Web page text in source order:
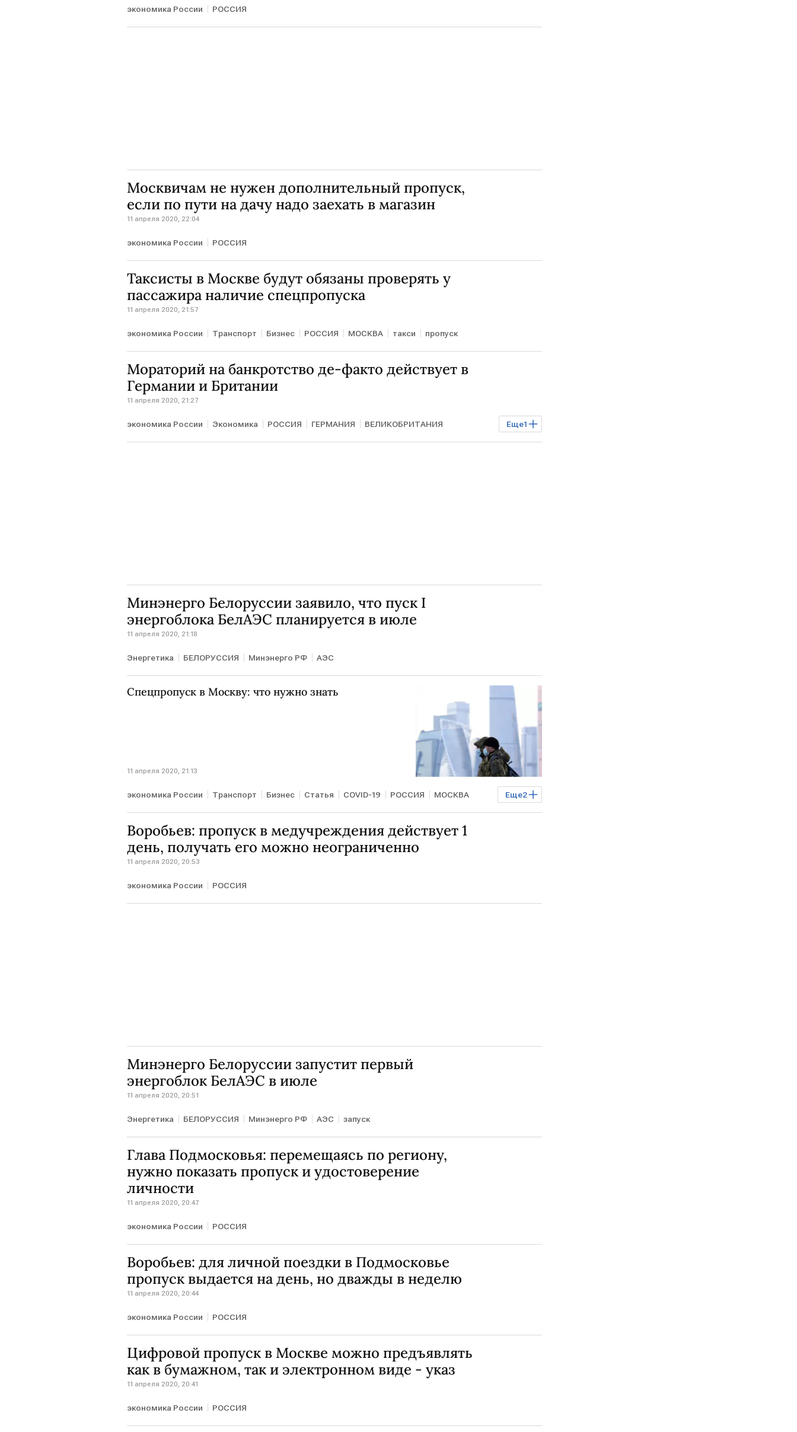
экономика России РОССИЯ
Москвичам не нужен дополнительный пропуск,
если по пути на дачу надо заехать в магазин
11 апреля 2020, 22:04
экономика России РОССИЯ
Таксисты в Москве будут обязаны проверять у
пассажира наличие спецпропуска
11 апреля 2020, 21:57
экономика России Транспорт Бизнес РОССИЯ МОСКВА такси пропуск
Мораторий на банкротство де-факто действует в
Германии и Британии
11 апреля 2020, 21:27
Еще1
экономика России Экономика РОССИЯ ГЕРМАНИЯ ВЕЛИКОБРИТАНИЯ
банкротство
Минэнерго Белоруссии заявило, что пуск I
энергоблока БелАЭС планируется в июле
11 апреля 2020, 21:18
Энергетика БЕЛОРУССИЯ Минэнерго РФ АЭС
Спецпропуск в Москву: что нужно знать
11 апреля 2020, 21:13
Еще2
экономика России Транспорт Бизнес Статья COVID-19 РОССИЯ МОСКВА
Сергей Собянин пропуск
Воробьев: пропуск в медучреждения действует 1
день, получать его можно неограниченно
11 апреля 2020, 20:53
экономика России РОССИЯ
Минэнерго Белоруссии запустит первый
энергоблок БелАЭС в июле
11 апреля 2020, 20:51
Энергетика БЕЛОРУССИЯ Минэнерго РФ АЭС запуск
Глава Подмосковья: перемещаясь по региону,
нужно показать пропуск и удостоверение
личности
11 апреля 2020, 20:47
экономика России РОССИЯ
Воробьев: для личной поездки в Подмосковье
пропуск выдается на день, но дважды в неделю
11 апреля 2020, 20:44
экономика России РОССИЯ
Цифровой пропуск в Москве можно предъявлять
как в бумажном, так и электронном виде - указ
11 апреля 2020, 20:41
экономика России РОССИЯ